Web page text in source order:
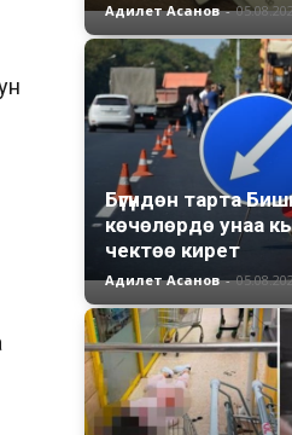
Адилет Асанов -
Бүгүндөн тарта
көчөлөрдө унаа
чектөө кирет
Адилет Асанов -